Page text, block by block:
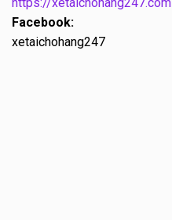
Facebook:
xetaichohang247